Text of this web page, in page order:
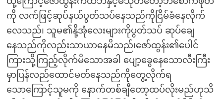
ကို လက်ဖြင့်ဆုပ်နယ်ပွတ်သပ်နေသည်ကိုငြိမ်ခံနေလိုက်
လေသည်၊ သူမ၏နို့အုံလေးများကိုပွတ်သပ် ဆုပ်ချေ
နေသည်ကိုလည်းသာယာနေမိသည်၊ဇော်ထွန်း၏ပေါင်
ကြားသို့ကြည့်လိုက်မိသောအခါ ပျော့ခွေနေသောလီးကြီး
မှာပြန်လည်ထောင်မတ်နေသည်ကိုတွေ့လိုက်ရ
သောကြောင့်သူမကို နောက်တစ်ချီတော့ထပ်လိုးမည်ဟုသိ